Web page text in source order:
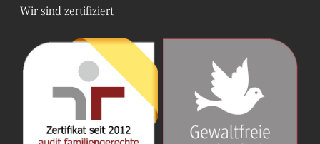
Wir sind zertifiziert